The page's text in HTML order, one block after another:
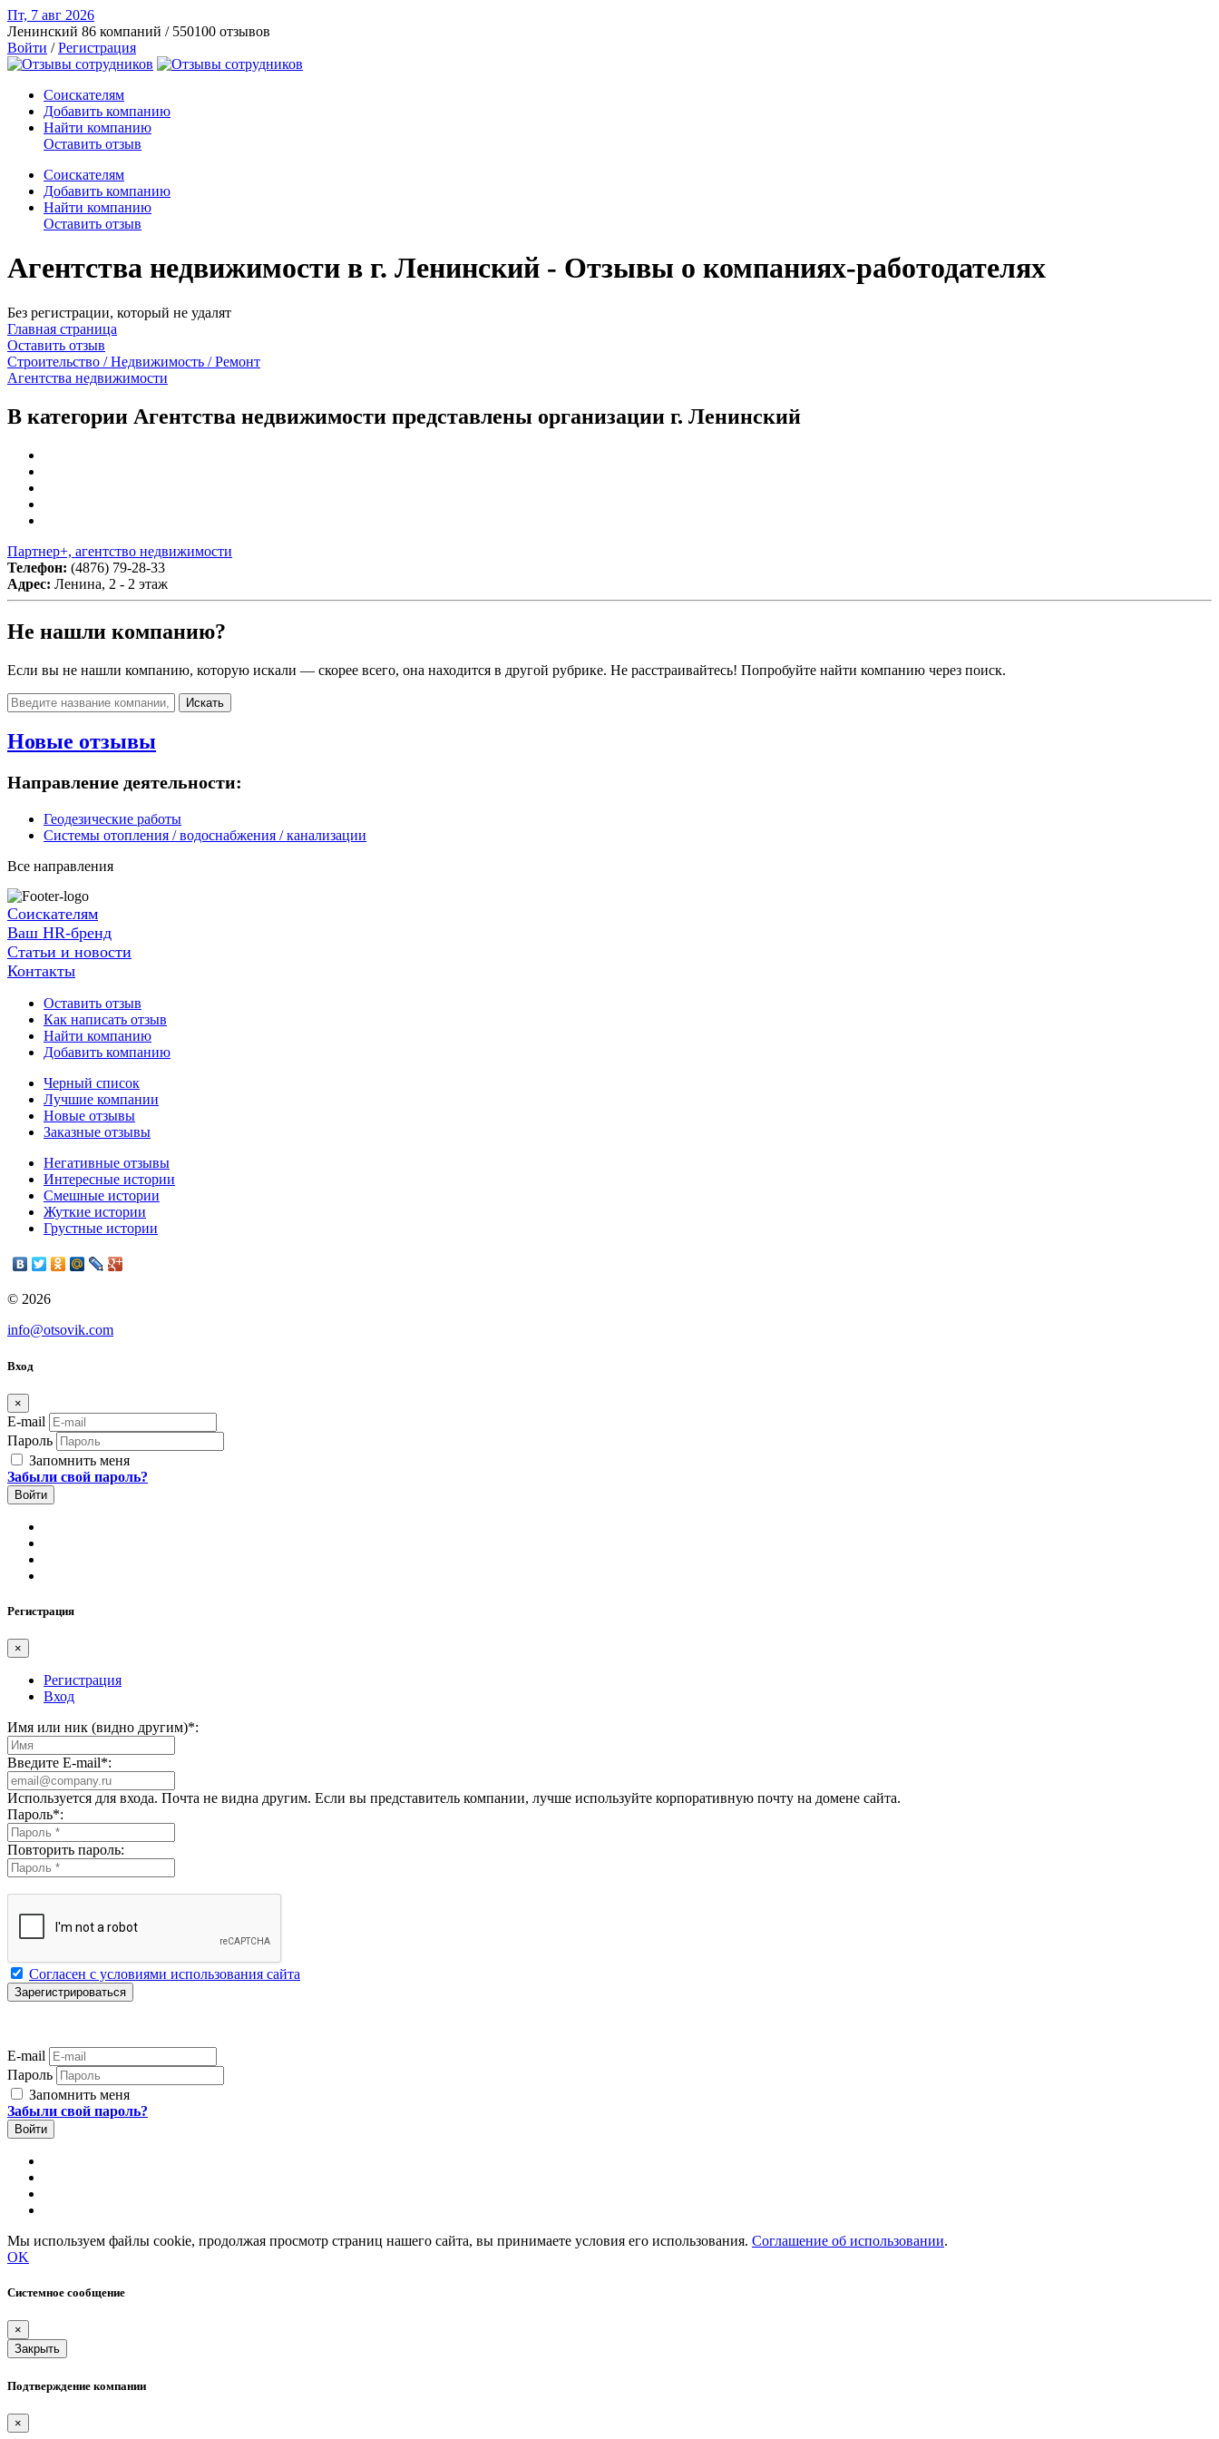
Пт, 7 авг 2026
Ленинский 86 компаний / 550100 отзывов
Войти /Регистрация
Соискателям
Добавить компанию
Найти компанию
Оставить отзыв
Соискателям
Добавить компанию
Найти компанию
Оставить отзыв
Агентства недвижимости в г. Ленинский - Отзывы о компаниях-работодателях
Без регистрации, который не удалят
Главная страница
Оставить отзыв
Строительство / Недвижимость / Ремонт
Агентства недвижимости
В категории Агентства недвижимости представлены организации г. Ленинский
Партнер+, агентство недвижимости
Телефон: (4876) 79-28-33
Адрес: Ленина, 2 - 2 этаж
Не нашли компанию?
Если вы не нашли компанию, которую искали — скорее всего, она находится в другой рубрике. Не расстраивайтесь! Попробуйте найти компанию через поиск.
Искать
Новые отзывы
Направление деятельности:
Геодезические работы
Системы отопления / водоснабжения / канализации
Все направления
Соискателям
Ваш HR-бренд
Статьи и новости
Контакты
Оставить отзыв
Как написать отзыв
Найти компанию
Добавить компанию
Черный список
Лучшие компании
Новые отзывы
Заказные отзывы
Негативные отзывы
Интересные истории
Смешные истории
Жуткие истории
Грустные истории
© 2026
info@otsovik.com
Вход
×
E-mail
Пароль
Запомнить меня
Забыли свой пароль?
Регистрация
×
Регистрация
Вход
Имя или ник (видно другим)*:
Введите E-mail*:
Используется для входа. Почта не видна другим. Если вы представитель компании, лучше используйте корпоративную почту на домене сайта.
Пароль*:
Повторить пароль:
Согласен с условиями использования сайта
E-mail
Пароль
Запомнить меня
Забыли свой пароль?
Мы используем файлы cookie, продолжая просмотр страниц нашего сайта, вы принимаете условия его использования. Соглашение об использовании.
OK
Системное сообщение
×
Закрыть
Подтверждение компании
×